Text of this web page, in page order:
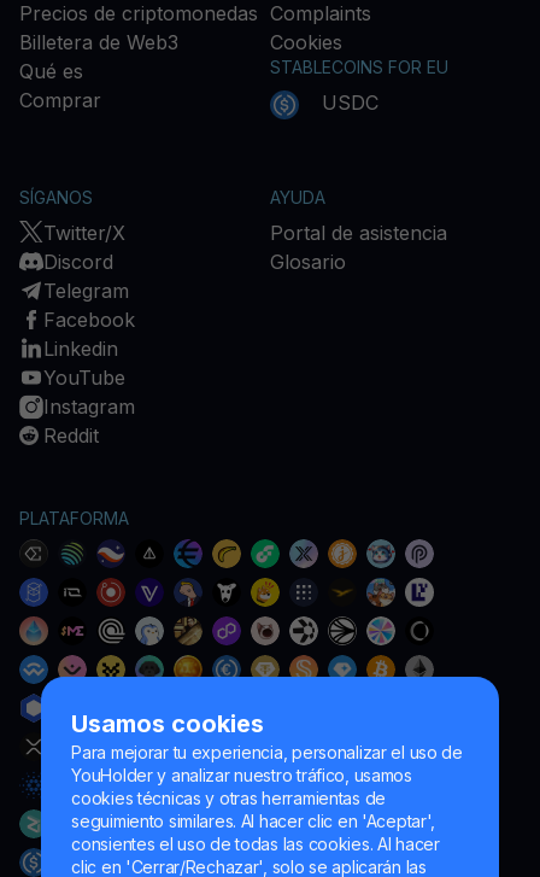
Usamos cookies
Para mejorar tu experiencia, personalizar el uso de
YouHolder y analizar nuestro tráfico, usamos
cookies técnicas y otras herramientas de
seguimiento similares. Al hacer clic en 'Aceptar',
consientes el uso de todas las cookies. Al hacer
clic en 'Cerrar/Rechazar', solo se aplicarán las
Precios de criptomonedas
Billetera de Web3
Qué es
Comprar
Complaints
Cookies
STABLECOINS FOR EU
USDC
SÍGANOS
Twitter/X
Discord
Telegram
Facebook
Linkedin
YouTube
Instagram
Reddit
AYUDA
Portal de asistencia
Glosario
PLATAFORMA